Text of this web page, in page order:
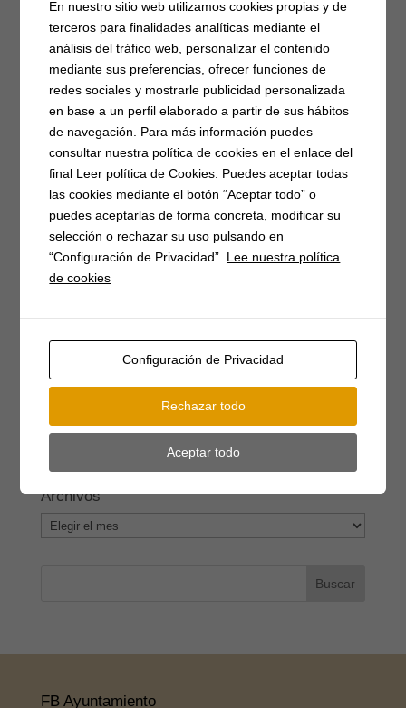
Asoc. Músico-cultural(7) Atención al publico(2)
Autocaravanas(1) Barbacoas(2)
Campaña matanzas Casa del Parque
Caza(7) Concentración(3) concierto(1) Conciliar(9)
Covid-19(17) donación(2) día de la mujer(4)
Festival del piorno(8) Fibra óptica(2) Fiestas(17)
Formación(5) gimnasia(6) Herradero(3)
monumento(2)
Oficina Turismo(2) Piscinas(2) premios(2)
Presentación de libro(4) Punto limpio(20)
Subvenciones (40)
Archivos
Archivos
FB Ayuntamiento
En nuestro sitio web utilizamos cookies propias y de
terceros para finalidades analíticas mediante el
análisis del tráfico web, personalizar el contenido
mediante sus preferencias, ofrecer funciones de
redes sociales y mostrarle publicidad personalizada
en base a un perfil elaborado a partir de sus hábitos
de navegación. Para más información puedes
consultar nuestra política de cookies en el enlace del
final Leer política de Cookies. Puedes aceptar todas
las cookies mediante el botón “Aceptar todo” o
puedes aceptarlas de forma concreta, modificar su
selección o rechazar su uso pulsando en
“Configuración de Privacidad”. Lee nuestra política
de cookies
Configuración de Privacidad
Rechazar todo
Aceptar todo